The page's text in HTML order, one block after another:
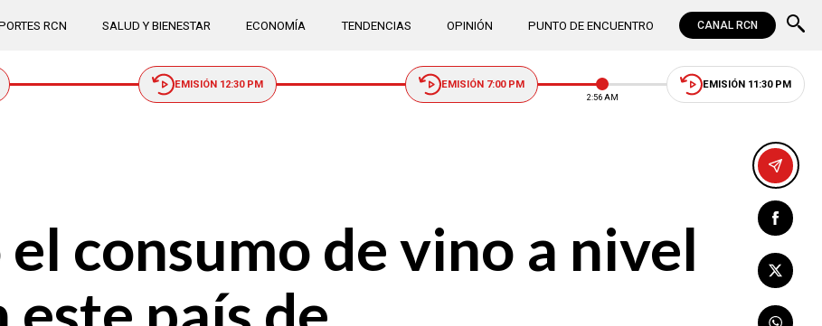
RCN SALUD Y BIENESTAR ECONOMÍA TENDENCIAS OPINIÓN PUNTO DE ENCUENTRO CANAL RCN
EMISIÓN 12:30 PM EMISIÓN 7:00 PM
2:56 AM
EMISIÓN 11:30 PM
consumo de vino a nivel